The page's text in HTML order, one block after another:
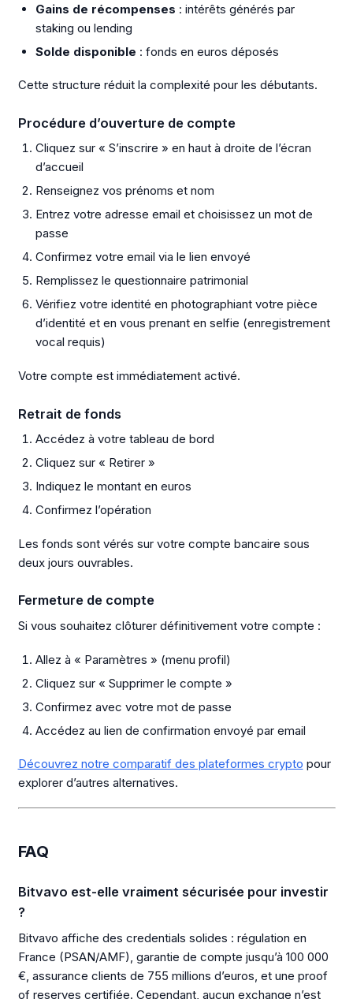
Gains de récompenses : intérêts générés par
staking ou lending
Solde disponible : fonds en euros déposés
Cette structure réduit la complexité pour les débutants.
Procédure d’ouverture de compte
Cliquez sur « S’inscrire » en haut à droite de l’écran
d’accueil
Renseignez vos prénoms et nom
Entrez votre adresse email et choisissez un mot de
passe
Confirmez votre email via le lien envoyé
Remplissez le questionnaire patrimonial
Vérifiez votre identité en photographiant votre pièce
d’identité et en vous prenant en selfie (enregistrement
vocal requis)
Votre compte est immédiatement activé.
Retrait de fonds
Accédez à votre tableau de bord
Cliquez sur « Retirer »
Indiquez le montant en euros
Confirmez l’opération
Les fonds sont vérés sur votre compte bancaire sous
deux jours ouvrables.
Fermeture de compte
Si vous souhaitez clôturer définitivement votre compte :
Allez à « Paramètres » (menu profil)
Cliquez sur « Supprimer le compte »
Confirmez avec votre mot de passe
Accédez au lien de confirmation envoyé par email
Découvrez notre comparatif des plateformes crypto pour
explorer d’autres alternatives.
FAQ
Bitvavo est-elle vraiment sécurisée pour investir
?
Bitvavo affiche des credentials solides : régulation en
France (PSAN/AMF), garantie de compte jusqu’à 100 000
€, assurance clients de 755 millions d’euros, et une proof
of reserves certifiée. Cependant, aucun exchange n’est